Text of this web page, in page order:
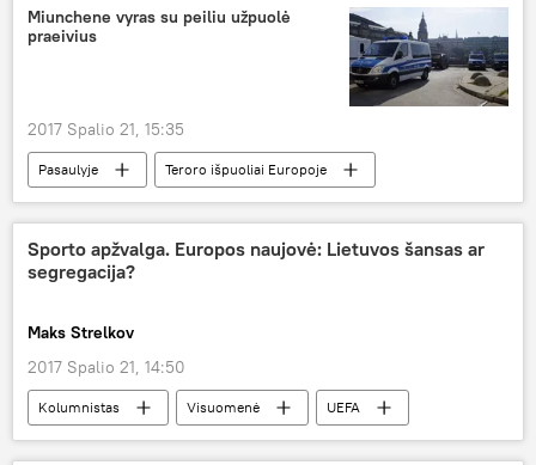
idealogija
Tarybiniai paminklai Baltijos šalyse ir Lenkijoje
Miunchene vyras su peiliu užpuolė
praeivius
2017 Spalio 21, 15:35
Pasaulyje
Teroro išpuoliai Europoje
Vokietija
Miunchenas
išpuolis
peilis
Sporto apžvalga. Europos naujovė: Lietuvos šansas ar
segregacija?
Maks Strelkov
2017 Spalio 21, 14:50
Kolumnistas Visuomenė
UEFA
FIBA
LKL